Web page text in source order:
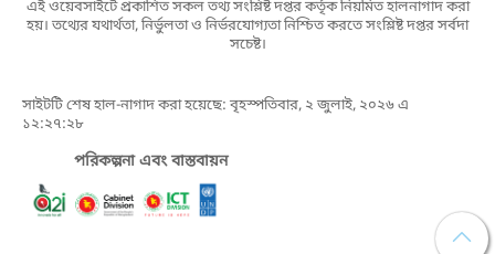
এই ওয়েবসাইটে প্রকাশিত সকল তথ্য সংশ্লিষ্ট দপ্তর কর্তৃক নিয়মিত হালনাগাদ করা
হয়। তথ্যের যথার্থতা, নির্ভুলতা ও নির্ভরযোগ্যতা নিশ্চিত করতে সংশ্লিষ্ট দপ্তর সর্বদা
সচেষ্ট।
সাইটটি শেষ হাল-নাগাদ করা হয়েছে: বৃহস্পতিবার, ২ জুলাই, ২০২৬ এ
১২:২৭:২৮
পরিকল্পনা এবং বাস্তবায়ন